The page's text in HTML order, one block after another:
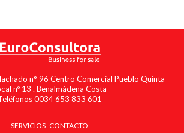
n° 96 Centro Comercial Pueblo Quinta
nº 13 . Benalmádena Costa
0034 653 833 601
SERVICIOS CONTACTO